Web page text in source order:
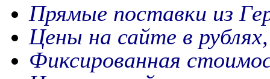
Прямые поставки из
Цены на сайте в
Фиксированная